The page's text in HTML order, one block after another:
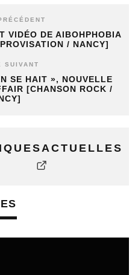
VIDÉO DE AIBOHPHOBIA
/ NANCY]
SUIVANT
SE HAIT », NOUVELLE
[CHANSON ROCK /